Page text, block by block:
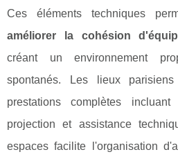
Ces éléments techniques
améliorer la cohésion
créant un environnement
spontanés. Les lieux
prestations complètes
projection et assistance
espaces facilite l'organisation